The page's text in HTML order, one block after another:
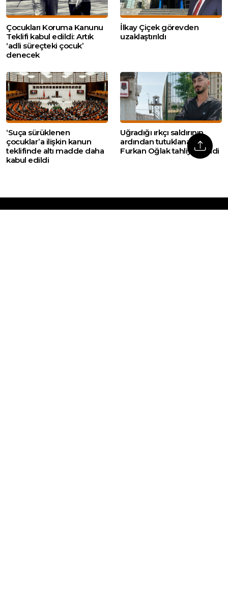
Çocukları Koruma Kanunu
Teklifi kabul edildi: Artık
‘adli süreçteki çocuk’
denecek
İlkay Çiçek görevden
uzaklaştırıldı
‘Suça sürüklenen
çocuklar’a ilişkin kanun
teklifinde altı madde daha
kabul edildi
Uğradığı ırkçı saldırının
ardından tutuklanan
Furkan Oğlak tahliye edildi